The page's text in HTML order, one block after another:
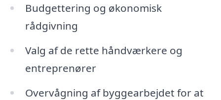
Budgettering og økonomisk
rådgivning
Valg af de rette håndværkere og
entreprenører
Overvågning af byggearbejdet for at